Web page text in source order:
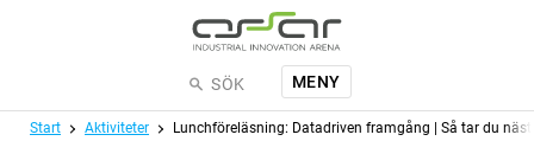
SÖK MENY
Meny
Start Aktiviteter Lunchföreläsning: Datadriven framgång | Så tar du